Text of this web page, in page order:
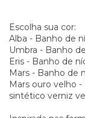
Escolha sua cor:
Alba - Banho de
Umbra - Banho
Eris - Banho de
Mars - Banho de
Mars ouro velho
sintético verniz